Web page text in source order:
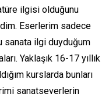
ilgisi olduğunu
Eserlerim sadece
sanata ilgi duyduğum
Yaklaşık 16-17 yıllık
kurslarda bunları
sanatseverlerin